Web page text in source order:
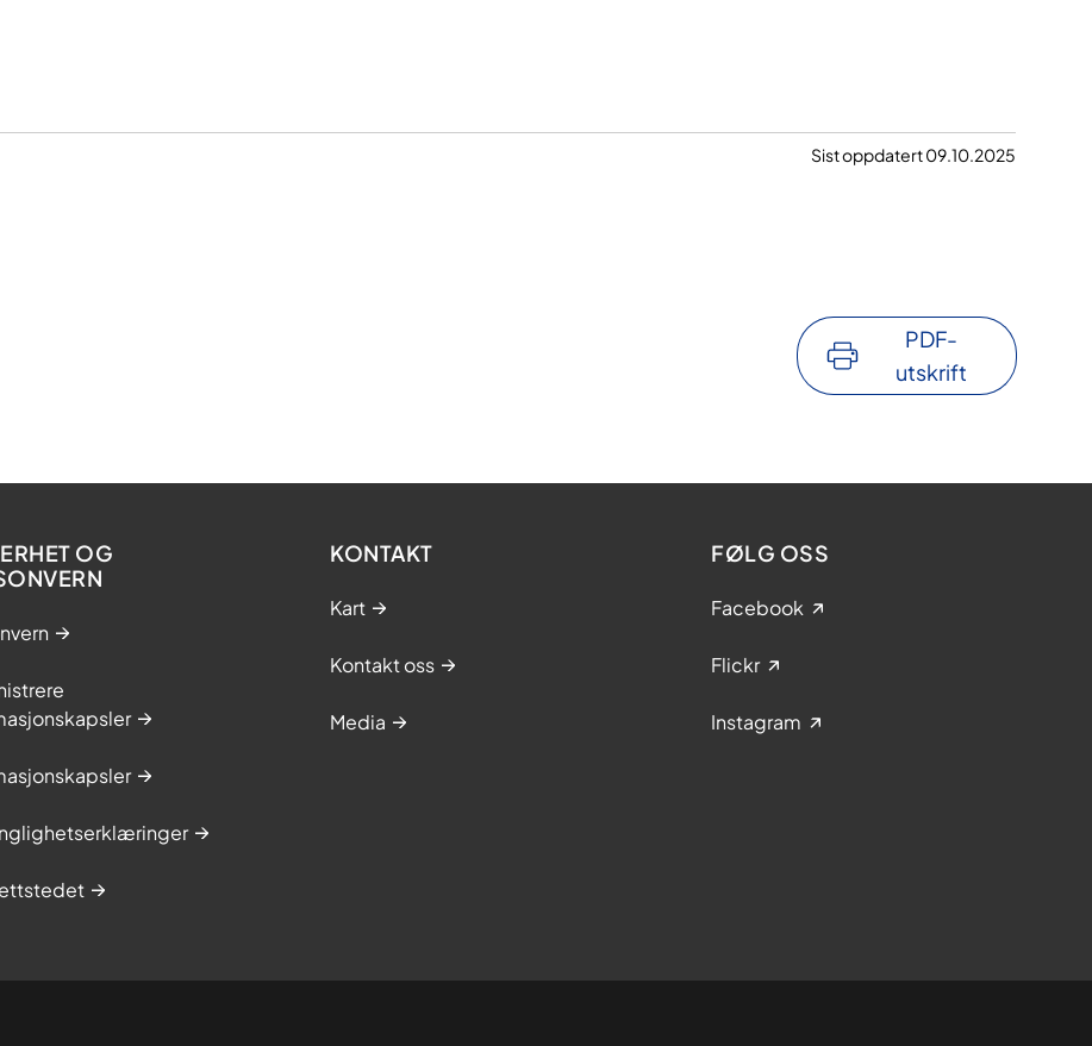
Sist oppdatert 09.10.2025
PDF-
utskrift
OG
KONTAKT
Kart
Kontakt oss
Media
FØLG OSS
Facebook
Flickr
Instagram